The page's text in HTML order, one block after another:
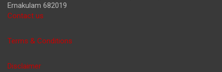
Ernakulam 682019
Contact us
Terms & Conditions
Disclaimer